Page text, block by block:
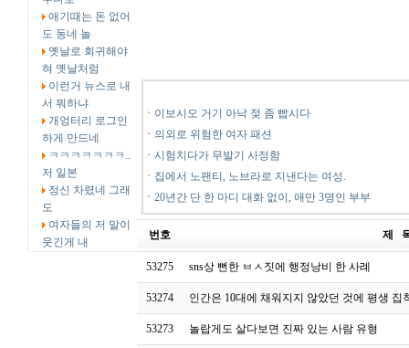
애기때는 돈 없어
도 동네 놀
옛날로 회귀해야
혀 옛날처럼
이런거 뉴스로 내
서 뭐하냐
개엉터리 로그인
하게 만드네
ㅋㅋㅋㅋㅋㅋㅋ..
저 일본
정신 차렸네 그래
도
여자들의 저 말이
웃긴게 내
ㆍ 이보시오 거기 아낙 젖 좀 빱시다
ㆍ 의외로 위험한 여자 패션
ㆍ 시험치다가 무발기 사정함
ㆍ 집에서 노팬티, 노브라로 지낸다는 여성.
ㆍ 20년간 단 한 마디 대화 없이, 애만 3명인 부부
번호 제
53275 sns상 뻔한 ㅂㅅ짓에 행정낭비 한 사례
53274 인간은 10대에 채워지지 않았던 것에 평생 집
53273 놀랍게도 살다보면 진짜 있는 사람 유형